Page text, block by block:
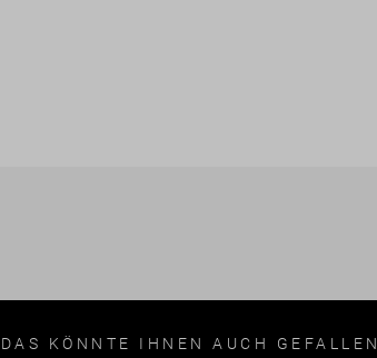
DAS KÖNNTE IHNEN AUCH GEFALLEN